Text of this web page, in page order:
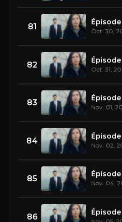
81 Épisode
Oct. 30,
82 Oct. 31,
83 Nov. 01,
84 Nov. 02,
85 Nov. 04,
86